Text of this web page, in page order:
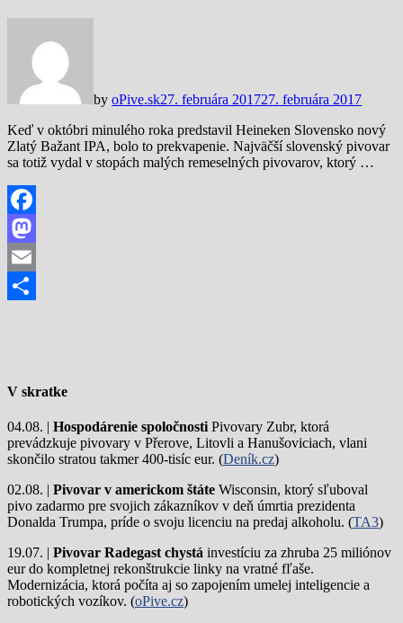
by oPive.sk27. februára 201727. februára 2017
Keď v októbri minulého roka predstavil Heineken Slovensko nový
Zlatý Bažant IPA, bolo to prekvapenie. Najväčší slovenský pivovar
sa totiž vydal v stopách malých remeselných pivovarov, ktorý …
Facebook
Mastodon
Email
V skratke
04.08. | Hospodárenie spoločnosti Pivovary Zubr, ktorá
prevádzkuje pivovary v Přerove, Litovli a Hanušoviciach, vlani
skončilo stratou takmer 400-tisíc eur. (Deník.cz)
02.08. | Pivovar v americkom štáte Wisconsin, ktorý sľuboval
pivo zadarmo pre svojich zákazníkov v deň úmrtia prezidenta
Donalda Trumpa, príde o svoju licenciu na predaj alkoholu. (TA3)
19.07. | Pivovar Radegast chystá investíciu za zhruba 25 miliónov
eur do kompletnej rekonštrukcie linky na vratné fľaše.
Modernizácia, ktorá počíta aj so zapojením umelej inteligencie a
robotických vozíkov. (oPive.cz)